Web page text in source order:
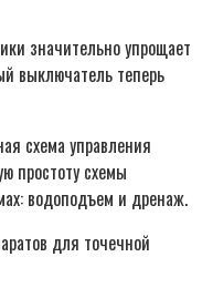
значительно упрощает
выключатель теперь
схема управления
простоту схемы
водоподъем и дренаж.
для точечной